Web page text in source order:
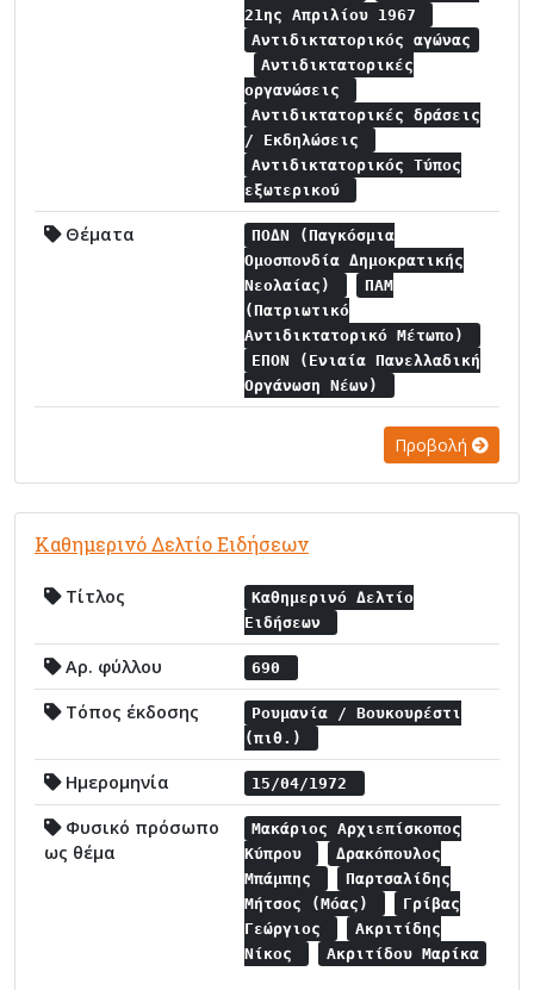
21ης Απριλίου 1967
Αντιδικτατορικός αγώνας
Αντιδικτατορικές
οργανώσεις
Αντιδικτατορικές δράσεις
/ Εκδηλώσεις
Αντιδικτατορικός Τύπος
εξωτερικού
Θέματα
ΠΟΔΝ (Παγκόσμια
Ομοσπονδία Δημοκρατικής
Νεολαίας)
ΠΑΜ
(Πατριωτικό
Αντιδικτατορικό Μέτωπο)
ΕΠΟΝ (Ενιαία Πανελλαδική
Οργάνωση Νέων)
Προβολή
Καθημερινό Δελτίο Ειδήσεων
Τίτλος
Καθημερινό Δελτίο
Ειδήσεων
Αρ. φύλλου 690
Τόπος έκδοσης
Ρουμανία / Βουκουρέστι
(πιθ.)
Ημερομηνία 15/04/1972
Φυσικό πρόσωπο
ως θέμα
Μακάριος Αρχιεπίσκοπος
Κύπρου
Δρακόπουλος
Μπάμπης
Παρτσαλίδης
Μήτσος (Μόας)
Γρίβας
Γεώργιος
Ακριτίδης
Νίκος
Ακριτίδου Μαρίκα